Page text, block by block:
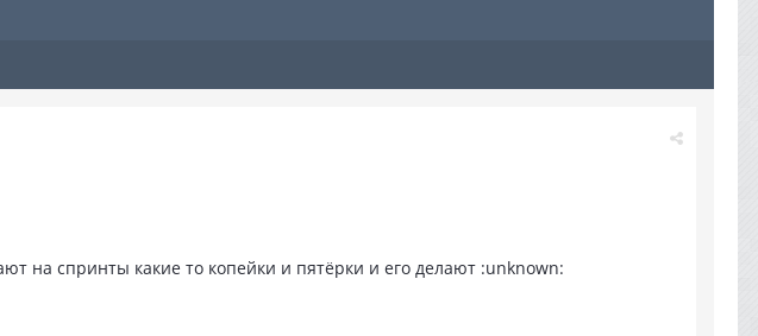
на спринты какие то копейки и пятёрки и его делают :unknown: